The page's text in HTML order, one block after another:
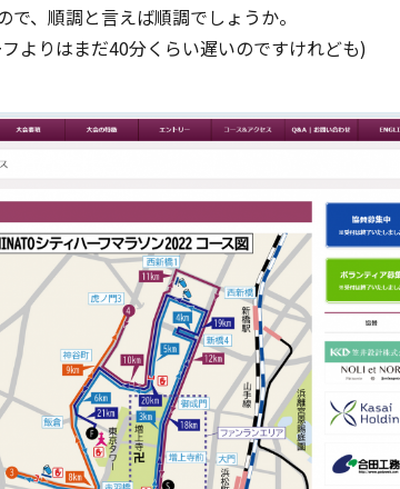
、順調と言えば順調でしょうか。
よりはまだ40分くらい遅いのですけれども)